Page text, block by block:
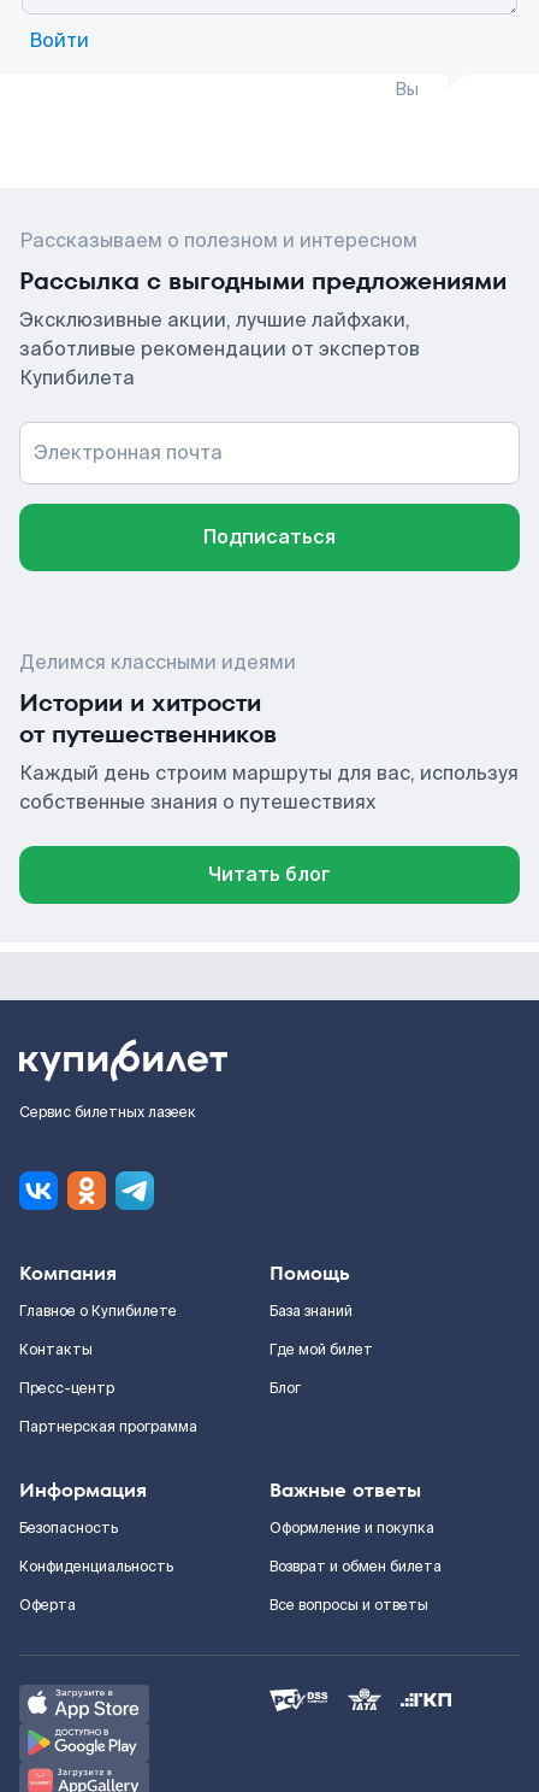
Войти
Вы
Рассказываем о полезном и интересном
Рассылка с выгодными предложениями
Эксклюзивные акции, лучшие лайфхаки,
заботливые рекомендации от экспертов
Купибилета
Электронная почта
Подписаться
Делимся классными идеями
Истории и хитрости
от путешественников
Каждый день строим маршруты для вас, используя
собственные знания о путешествиях
Читать блог
Сервис билетных лазеек
Компания
Главное о Купибилете
Контакты
Пресс-центр
Партнерская программа
Помощь
База знаний
Где мой билет
Блог
Информация
Безопасность
Конфиденциальность
Оферта
Важные ответы
Оформление и покупка
Возврат и обмен билета
Все вопросы и ответы